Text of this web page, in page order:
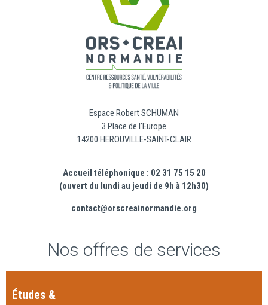
Espace Robert SCHUMAN
3 Place de l’Europe
14200 HEROUVILLE-SAINT-CLAIR
Accueil téléphonique : 02 31 75 15 20
(ouvert du lundi au jeudi de 9h à 12h30)
contact@orscreainormandie.org
Nos offres de services
Études &